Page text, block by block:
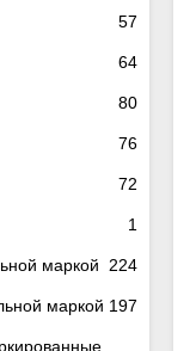
57
64
80
76
72
1
маркой 224
маркой 197